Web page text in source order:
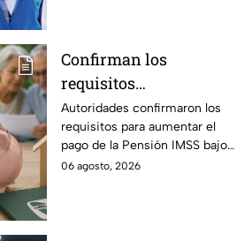
Confirman los
requisitos
indispensables para
incrementar el pago de
la Pensión IMSS bajo el
régimen de la Ley 73
Autoridades confirmaron los
requisitos para aumentar el
pago de la Pensión IMSS bajo
la Ley 73, ¿cuáles son?
06 agosto, 2026